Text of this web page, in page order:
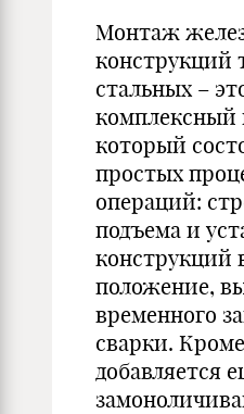
Монтаж
конструкций
стальных –
комплексный
который
простых
операций:
подъема и
конструкций
положение,
временного
сварки.
добавляется